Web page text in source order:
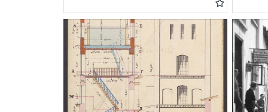
1934. W zawodach brały
także udział panie. Polscy
lotnicy zadebiutowali
podczas zawodów w roku
1930. Była to druga pod
względem liczebności